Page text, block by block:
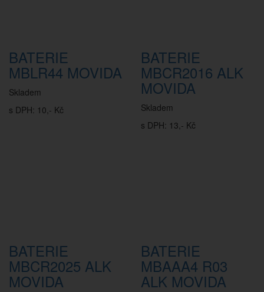
BATERIE
MBLR44 MOVIDA
Skladem
s DPH: 10,- Kč
BATERIE
MBCR2016 ALK
MOVIDA
Skladem
s DPH: 13,- Kč
BATERIE
MBCR2025 ALK
MOVIDA
BATERIE
MBAAA4 R03
ALK MOVIDA